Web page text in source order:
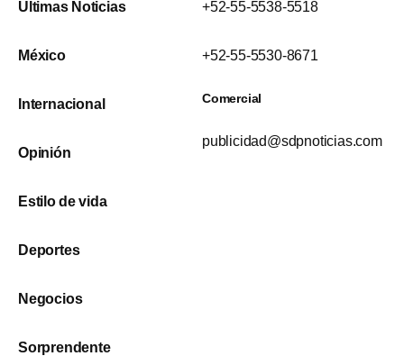
Últimas Noticias
México
Internacional
Opinión
Estilo de vida
Deportes
Negocios
Sorprendente
+52-55-5538-5518
+52-55-5530-8671
Comercial
publicidad@sdpnoticias.com